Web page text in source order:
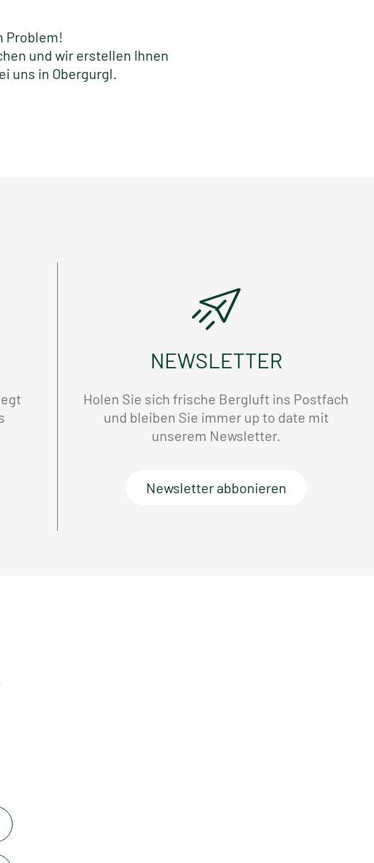
Problem!
und wir erstellen Ihnen
uns in Obergurgl.
NEWSLETTER
Holen Sie sich frische Bergluft ins Postfach
und bleiben Sie immer up to date mit
unserem Newsletter.
Newsletter abbonieren